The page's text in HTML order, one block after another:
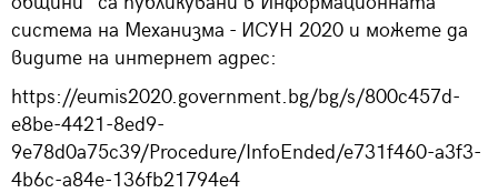
система на Механизма - ИСУН 2020 и можете да
видите на интернет адрес:
https://eumis2020.government.bg/bg/s/800c457d-
e8be-4421-8ed9-
9e78d0a75c39/Procedure/InfoEnded/e731f460-a3f3-
4b6c-a84e-136fb21794e4